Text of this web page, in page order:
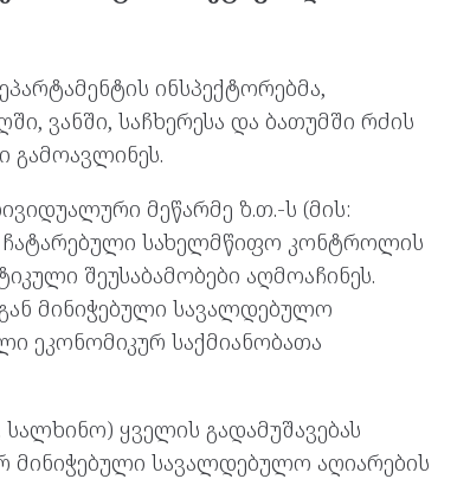
ინსპექტორებმა,
ვანში, საჩხერესა და ბათუმში რძის
გამოავლინეს.
მეწარმე ზ.თ.-ს (მის:
ჩატარებული სახელმწიფო კონტროლის
შეუსაბამობები აღმოაჩინეს.
მინიჭებული სავალდებულო
ეკონომიკურ საქმიანობათა
ყველის გადამუშავებას
მინიჭებული სავალდებულო აღიარების